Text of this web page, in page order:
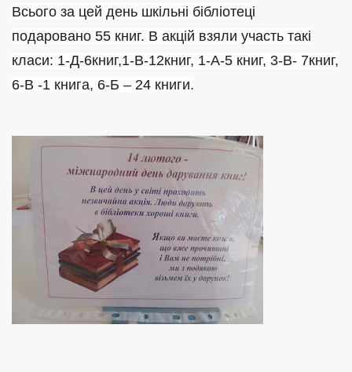
Всього за цей день шкільні бібліотеці
подаровано 55 книг. В акцій взяли участь такі
класи: 1-Д-6книг,1-В-12книг, 1-А-5 книг, 3-В- 7книг,
6-В -1 книга, 6-Б – 24 книги.